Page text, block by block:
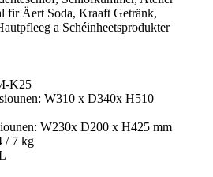
fir Äert Soda, Kraaft Getränk,
a Schéinheetsprodukter
K25
W310 x D340x H510
W230x D200 x H425 mm
/ 7 kg